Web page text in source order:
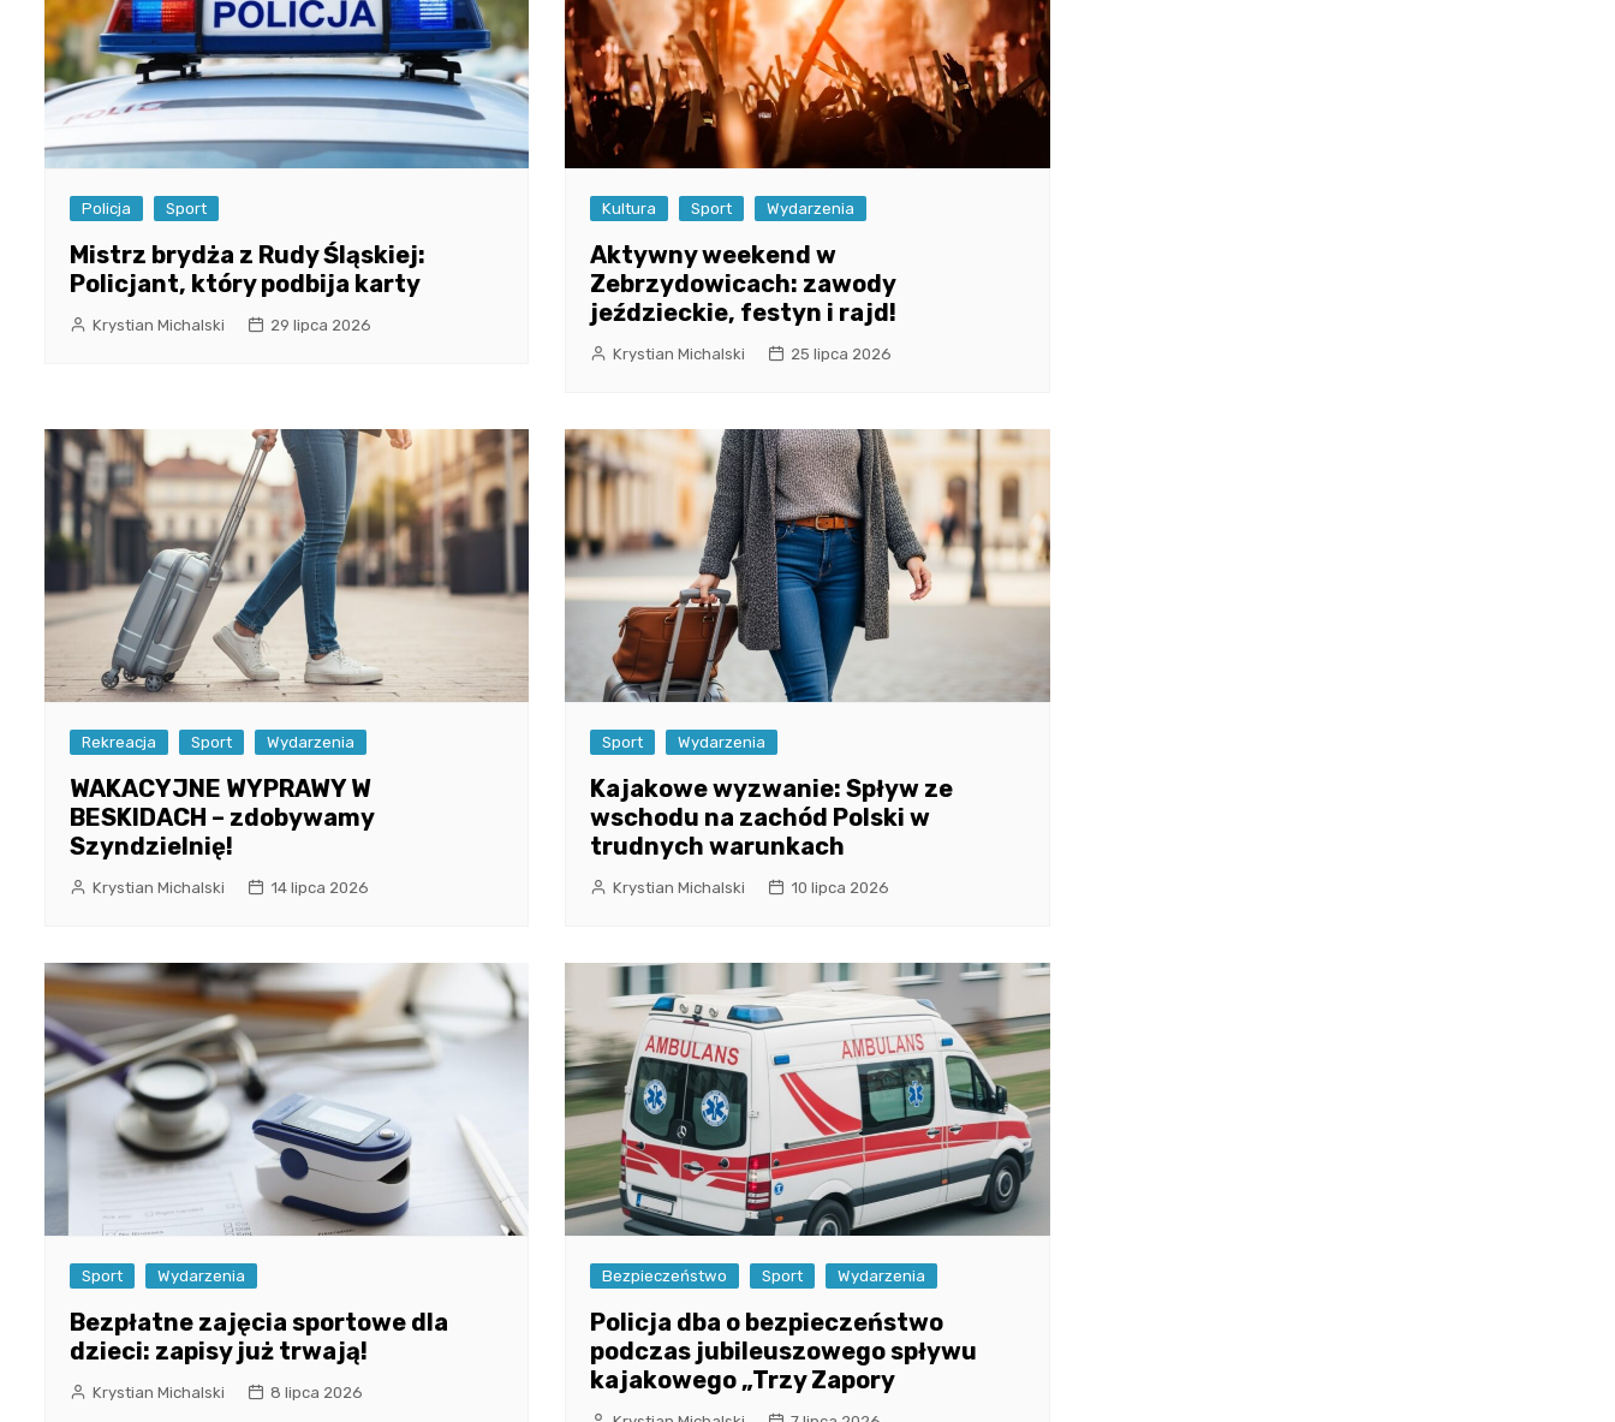
Policja Sport
Mistrz brydża z Rudy Śląskiej:
Policjant, który podbija karty
Krystian Michalski 29 lipca 2026
Kultura Sport Wydarzenia
Aktywny weekend w
Zebrzydowicach: zawody
jeździeckie, festyn i rajd!
Krystian Michalski 25 lipca 2026
Rekreacja Sport Wydarzenia
WAKACYJNE WYPRAWY W
BESKIDACH – zdobywamy
Szyndzielnię!
Krystian Michalski 14 lipca 2026
Sport Wydarzenia
Kajakowe wyzwanie: Spływ ze
wschodu na zachód Polski w
trudnych warunkach
Krystian Michalski 10 lipca 2026
Sport Wydarzenia
Bezpłatne zajęcia sportowe dla
dzieci: zapisy już trwają!
Krystian Michalski 8 lipca 2026
Bezpieczeństwo Sport Wydarzenia
Policja dba o bezpieczeństwo
podczas jubileuszowego spływu
kajakowego „Trzy Zapory